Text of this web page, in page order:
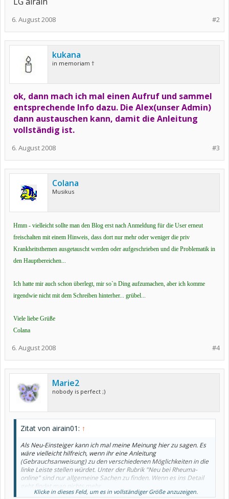
#2
6. August 2008
kukana
in memoriam †
ok, dann mach ich mal einen Aufruf und sammel
entsprechende Info dazu. Die Alex(unser Admin)
dann austauschen kann, damit die Anleitung
vollständig ist.
#3
6. August 2008
Colana
Musikus
Hmm - vielleicht sollte man den Blog erst nach Anmeldung für die User erneut
freischalten mit einem Hinweis, dass dort nur mehr oder weniger die priv
Krankheitsthemen ausgetauscht werden oder aufgeschrieben und die Problematik in
den Hauptbereichen...
Ich hatte mir auch schon überlegt, mir so`n Ding aufzumachen, aber ich komme
irgendwie nicht mit dem Schreiben hinterher... grübel...
Viele liebe Grüße
Colana
#4
6. August 2008
Marie2
nobody is perfect ;)
Zitat von airain01: ↑
Als Neu-Einsteiger kann ich mal meine Meinung hier zu sagen. Es
wäre vielleicht hilfreich, wenn ihr eine Anleitung
(Gebrauchsanweisung) zu den verschiedenen Möglichkeiten in die
linke Leiste stellen würdet. Unter der Rubrik "Neu bei Rheuma-
online" sind nur allgemeine Sachen zu finden. Wenn es ins Detail
geht findet man nichts mehr.
Ich habe zum Beispiel nicht gefunden, wie man überhaupt einen
Klicke in dieses Feld, um es in vollständiger Größe anzuzeigen.